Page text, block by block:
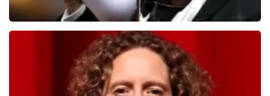
Andre Rieu
laatste 30 minuten
BESTEL NU